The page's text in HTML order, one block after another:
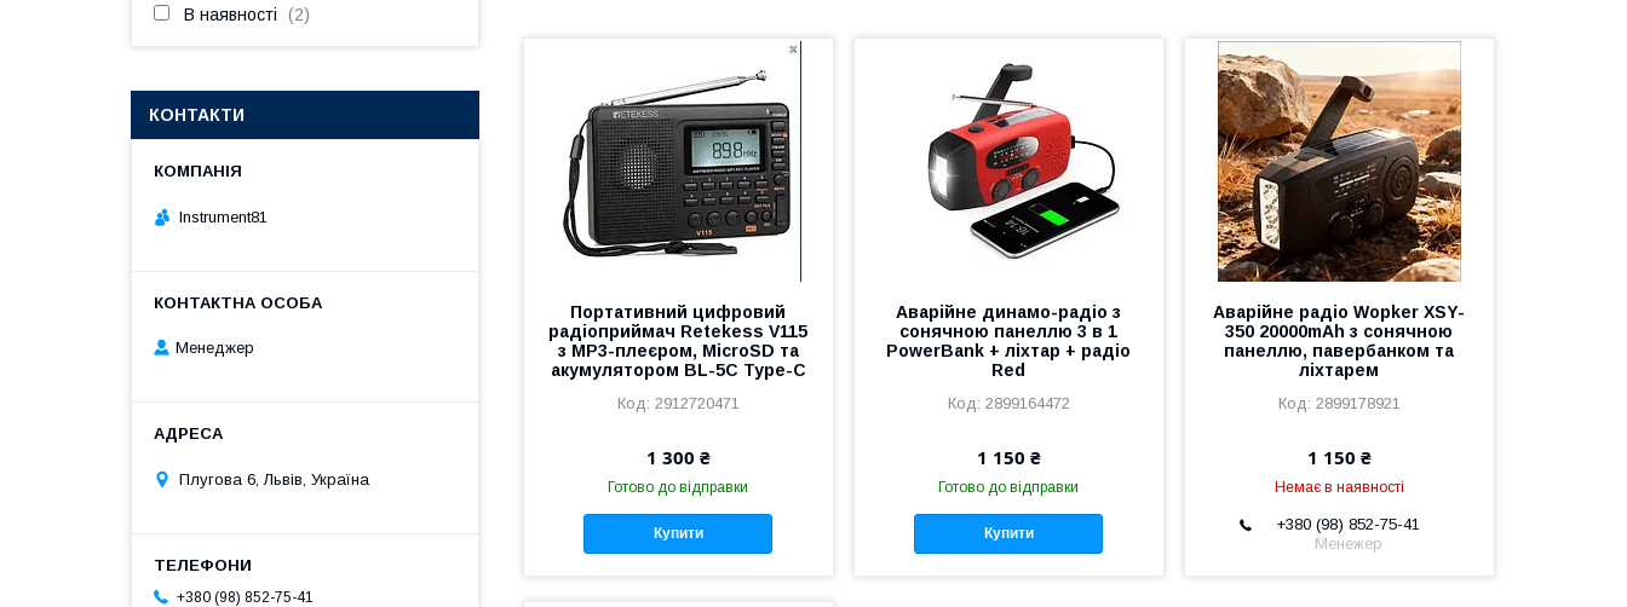
Портативний цифровий
радіоприймач Retekess V115
з MP3-плеєром, MicroSD та
акумулятором BL-5C Type-C
2912720471
1 300 ₴
Готово до відправки
Купити
Аварійне динамо-радіо з
сонячною панеллю 3 в 1
PowerBank + ліхтар + радіо
Red
2899164472
1 150 ₴
Готово до відправки
Купити
Аварійне радіо Wopker XSY-
350 20000mAh з сонячною
панеллю, павербанком та
ліхтарем
2899178921
1 150 ₴
Немає в наявності
+380 (98) 852-75-41
Менежер
В наявності 2
КОНТАКТИ
Instrument81
Менеджер
Плугова 6, Львів, Україна
+380 (98) 852-75-41